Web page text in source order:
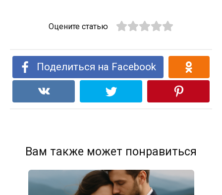
Оцените статью
Поделиться на Facebook
Вам также может понравиться